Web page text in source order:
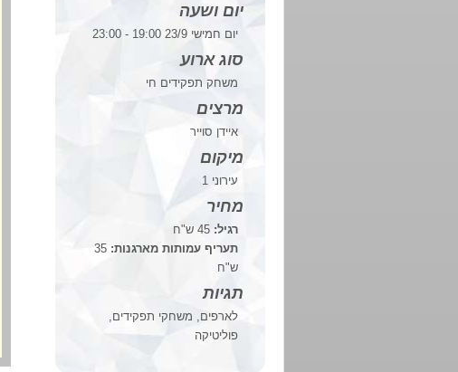
יום ושעה
יום חמישי 23/9 19:00 - 23:00
סוג ארוע
משחק תפקידים חי
מרצים
איידן סוייר
מיקום
עירוני 1
מחיר
רגיל:
תעריף עמותות מארגנות: 35
ש"ח
תגיות
לארפים, משחקי תפקידים,
פוליטיקה